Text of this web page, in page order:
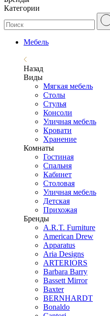
Категории
Мебель
Назад
Виды
Мягкая мебель
Столы
Стулья
Консоли
Уличная мебель
Кровати
Хранение
Комнаты
Гостиная
Спальня
Кабинет
Столовая
Уличная мебель
Детская
Прихожая
Бренды
A.R.T. Furniture
American Drew
Apparatus
Aria Designs
ARTERIORS
Barbara Barry
Bassett Mirror
Baxter
BERNHARDT
Bonaldo